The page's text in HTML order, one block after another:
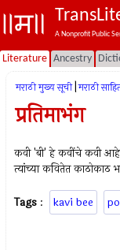
A Nonprofit Public
Literature Ancestry
मराठी मुख्य सूची मराठी
प्रतिमाभंग
कवी 'बी' हे कवींचे कवी
त्यांच्या कवितेत
Tags : kavi bee